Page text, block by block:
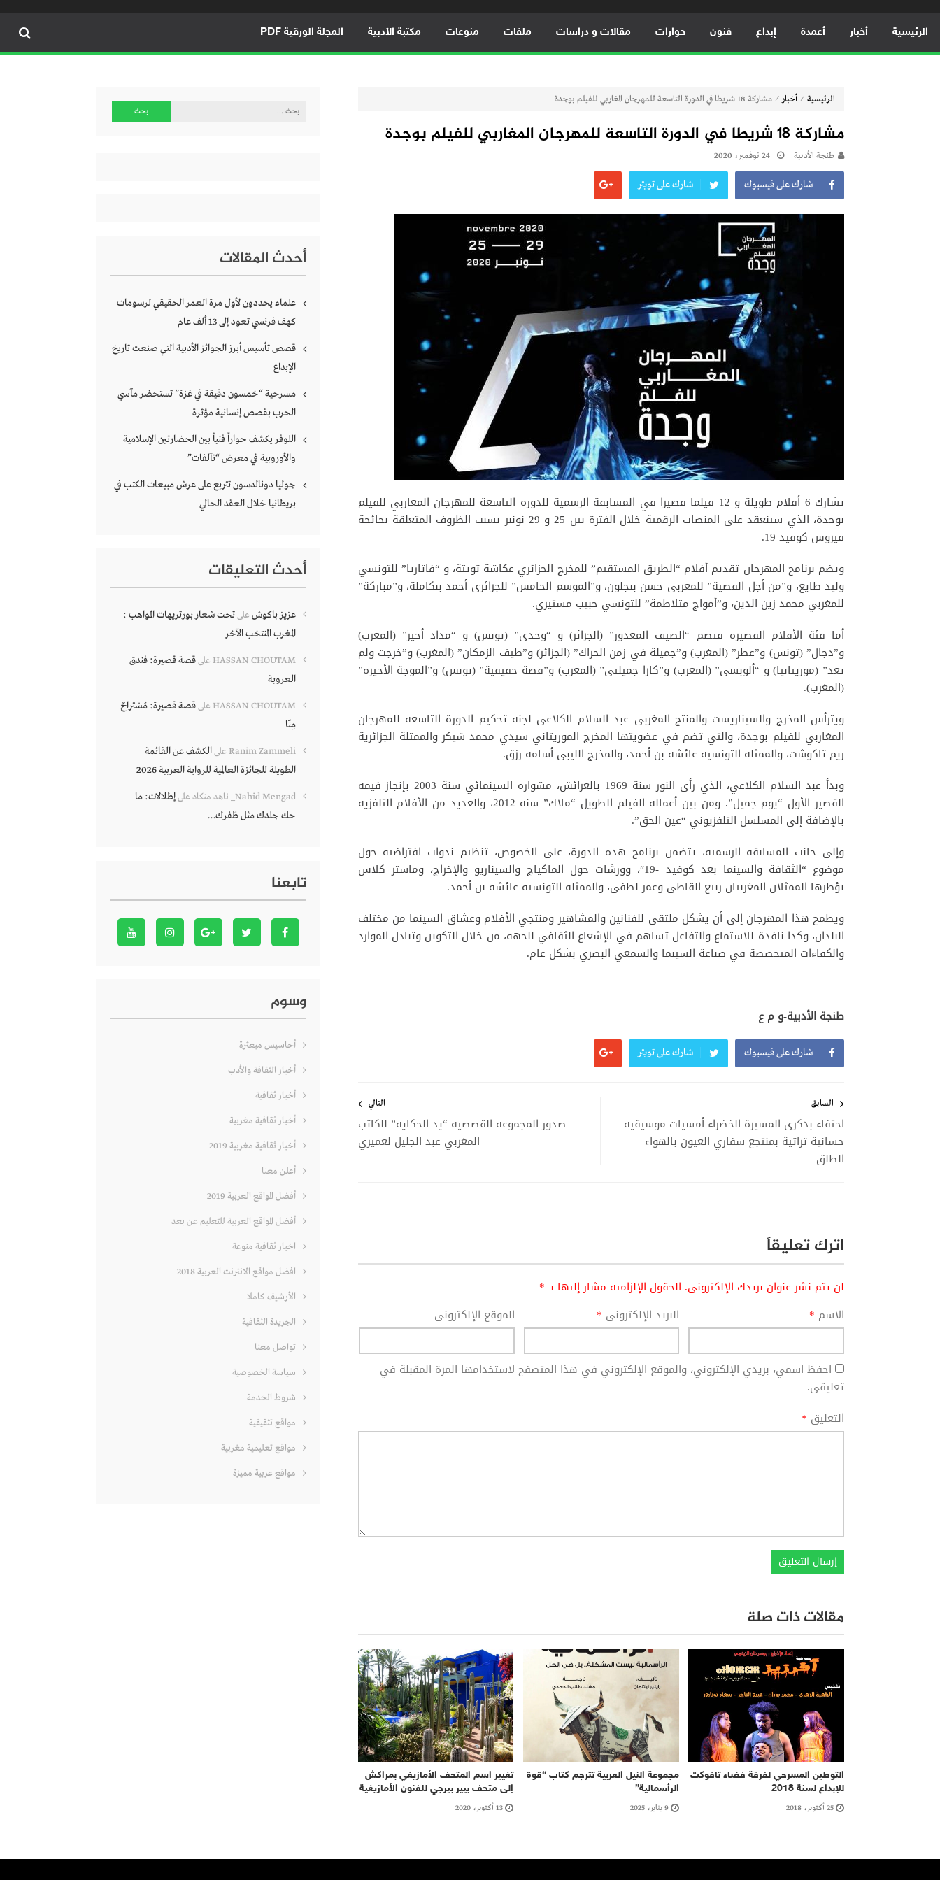
الرئيسية أخبار أعمدة إبداع فنون حوارات مقالات و دراسات ملفات منوعات مكتبة الأدبية المجلة الورقية PDF
الرئيسية ⁄ أخبار ⁄ مشاركة 18 شريطا في الدورة التاسعة للمهرجان المغاربي للفيلم بوجدة
مشاركة 18 شريطا في الدورة التاسعة للمهرجان المغاربي للفيلم بوجدة
طنجة الأدبية 24 نوفمبر، 2020
شارك على فيسبوك شارك على تويتر
تشارك 6 أفلام طويلة و 12 فيلما قصيرا في المسابقة الرسمية للدورة التاسعة للمهرجان المغاربي للفيلم
بوجدة، الذي سينعقد على المنصات الرقمية خلال الفترة بين 25 و 29 نونبر بسبب الظروف المتعلقة بجائحة
فيروس كوفيد 19.
ويضم برنامج المهرجان تقديم أفلام “الطريق المستقيم” للمخرج الجزائري عكاشة تويتة، و “فاتاريا” للتونسي
وليد طايع، و”من أجل القضية” للمغربي حسن بنجلون، و”الموسم الخامس” للجزائري أحمد بنكاملة، و”مباركة”
للمغربي محمد زين الدين، و”أمواج متلاطمة” للتونسي حبيب مستيري.
أما فئة الأفلام القصيرة فتضم “الصيف المغدور” (الجزائر) و “وحدي” (تونس) و “مداد أخير” (المغرب)
و”دجال” (تونس) و”عطر” (المغرب) و”جميلة في زمن الحراك” (الجزائر) و”طيف الزمكان” (المغرب) و”خرجت ولم
تعد” (موريتانيا) و “ألوبسي” (المغرب) و”كازا جميلتي” (المغرب) و”قصة حقيقية” (تونس) و”الموجة الأخيرة”
(المغرب).
ويترأس المخرج والسيناريست والمنتج المغربي عبد السلام الكلاعي لجنة تحكيم الدورة التاسعة للمهرجان
المغاربي للفيلم بوجدة، والتي تضم في عضويتها المخرج الموريتاني سيدي محمد شيكر والممثلة الجزائرية
ريم تاكوشت، والممثلة التونسية عائشة بن أحمد، والمخرج الليبي أسامة رزق.
وبدأ عبد السلام الكلاعي، الذي رأى النور سنة 1969 بالعرائش، مشواره السينمائي سنة 2003 بإنجاز فيمه
القصير الأول “يوم جميل”. ومن بين أعماله الفيلم الطويل “ملاك” سنة 2012، والعديد من الأفلام التلفزية
بالإضافة إلى المسلسل التلفزيوني “عين الحق”.
وإلى جانب المسابقة الرسمية، يتضمن برنامج هذه الدورة، على الخصوص، تنظيم ندوات افتراضية حول
موضوع “الثقافة والسينما بعد كوفيد -19″، وورشات حول الماكياج والسيناريو والإخراج، وماستر كلاس
يؤطرها الممثلان المغربيان ربيع القاطي وعمر لطفي، والممثلة التونسية عائشة بن أحمد.
ويطمح هذا المهرجان إلى أن يشكل ملتقى للفنانين والمشاهير ومنتجي الأفلام وعشاق السينما من مختلف
البلدان، وكذا نافذة للاستماع والتفاعل تساهم في الإشعاع الثقافي للجهة، من خلال التكوين وتبادل الموارد
والكفاءات المتخصصة في صناعة السينما والسمعي البصري بشكل عام.
طنجة الأدبية-و م ع
شارك على فيسبوك شارك على تويتر
المقالات
السابق
احتفاء بذكرى المسيرة الخضراء أمسيات موسيقية
حسانية تراثية بمنتجع سفاري العيون بالهواء
الطلق
التالي
صدور المجموعة القصصية “يد الحكاية” للكاتب
المغربي عبد الجليل لعميري
اترك تعليقاً
لن يتم نشر عنوان بريدك الإلكتروني. الحقول الإلزامية مشار إليها بـ*
الاسم * البريد الإلكتروني * الموقع الإلكتروني
احفظ اسمي، بريدي الإلكتروني، والموقع الإلكتروني في هذا المتصفح لاستخدامها المرة المقبلة في
تعليقي.
التعليق *
مقالات ذات صلة
التوطين المسرحي لفرقة فضاء تافوكت
للإبداع لسنة 2018
25 أكتوبر، 2018
مجموعة النيل العربية تترجم كتاب “قوة
الرأسمالية”
9 يناير، 2025
تغيير اسم المتحف الأمازيغي بمراكش
إلى متحف بیير بیرجي للفنون الأمازيغية
13 أكتوبر، 2020
البحث
أحدث المقالات
علماء يحددون لأول مرة العمر الحقيقي لرسومات
كهف فرنسي تعود إلى 13 ألف عام
قصص تأسيس أبرز الجوائز الأدبية التي صنعت تاريخ
الإبداع
مسرحية “خمسون دقيقة في غزة” تستحضر مآسي
الحرب بقصص إنسانية مؤثرة
اللوفر يكشف حواراً فنياً بين الحضارتين الإسلامية
والأوروبية في معرض “تآلفات”
جوليا دونالدسون تتربع على عرش مبيعات الكتب في
بريطانيا خلال العقد الحالي
أحدث التعليقات
عزيز باكوش علىتحت شعار بورتريهات المواهب :
المغرب المنتخب الآخر
HASSAN CHOUTAM علىقصة قصيرة: فندق
العروبة
HASSAN CHOUTAM علىقصة قصيرة: مُسْتراحٌ
مِنّا
Ranim Zammeli علىالكشف عن القائمة
الطويلة للجائزة العالمية للرواية العربية 2026
Nahid Mengad_ ناهد منكاد علىإطلالات: ما
حك جلدك مثل ظفرك…
تابعنا
وسوم
أحاسيس مبعثرة
أخبار الثقافة والأدب
أخبار ثقافية
أخبار ثقافية مغربية
أخبار ثقافية مغربية 2019
أعلن معنا
أفضل المواقع العربية 2019
أفضل المواقع العربية للتعليم عن بعد
اخبار ثقافية منوعة
افضل مواقع الانترنت العربية 2018
الأرشيف كاملا
الجريدة الثقافية
تواصل معنا
سياسة الخصوصية
شروط الخدمة
مواقع تثقيفية
مواقع تعليمية مغربية
مواقع عربية مميزة